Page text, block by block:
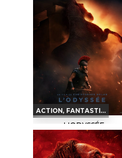
NUAGES
Horaires et Infos
Bande-annonce
Réservation
TOUT PUBLIC VF
ACTION, FANTASTI...
L'ODYSSÉE
Horaires et Infos